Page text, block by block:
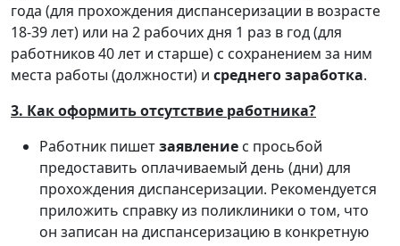
года (для прохождения диспансеризации в возрасте
18-39 лет) или на 2 рабочих дня 1 раз в год (для
работников 40 лет и старше) с сохранением за ним
места работы (должности) и среднего заработка.
3. Как оформить отсутствие работника?
Работник пишетзаявление с просьбой
предоставить оплачиваемый день (дни) для
прохождения диспансеризации. Рекомендуется
приложить справку из поликлиники о том, что
он записан на диспансеризацию в конкретную